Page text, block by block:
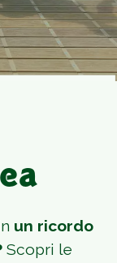
un ricordo
Scopri le